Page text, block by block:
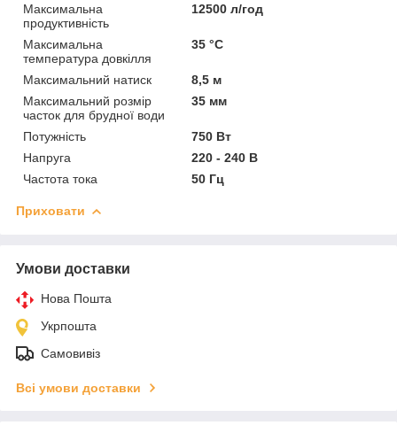
Максимальна
продуктивність
12500 л/год
Максимальна
температура довкілля
35 °C
Максимальний натиск
8,5 м
Максимальний розмір
часток для брудної води
35 мм
Потужність
750 Вт
Напруга
220 - 240 В
Частота тока
50 Гц
Приховати
Умови доставки
Нова Пошта
Укрпошта
Самовивіз
Всі умови доставки